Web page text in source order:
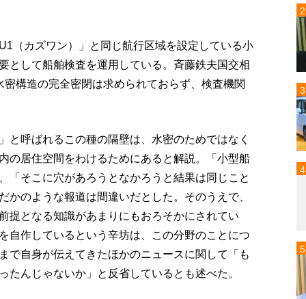
（カズワン）」と同じ航行区域を設定している小
として船舶検査を運用している。斉藤鉄夫国交相
構造の完全密閉は求められておらず、検査機関
と呼ばれるこの種の隔壁は、水密のためではなく
の居住空間をわけるためにあると解説。「小型船
「そこに穴があろうとなかろうと結果は同じこと
のような報道は間違いだとした。そのうえで、
提となる知識があまりにもおろそかにされてい
自作しているという辛坊は、この分野のことにつ
で自身が伝えてきたほかのニュースに関して「も
んじゃないか」と反省しているとも述べた。